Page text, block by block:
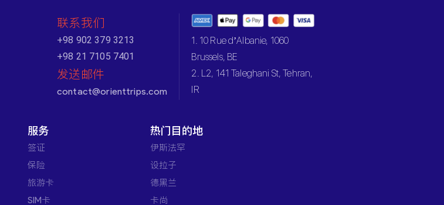
联系我们
+98 902 379 3213
+98 21 7105 7401
发送邮件
contact@orienttrips.com
1. 10 Rue d’Albanie, 1060
Brussels, BE
2. L2, 141 Taleghani St, Tehran,
IR
服务
签证
保险
旅游卡
SIM卡
热门目的地
伊斯法罕
设拉子
德黑兰
卡尚